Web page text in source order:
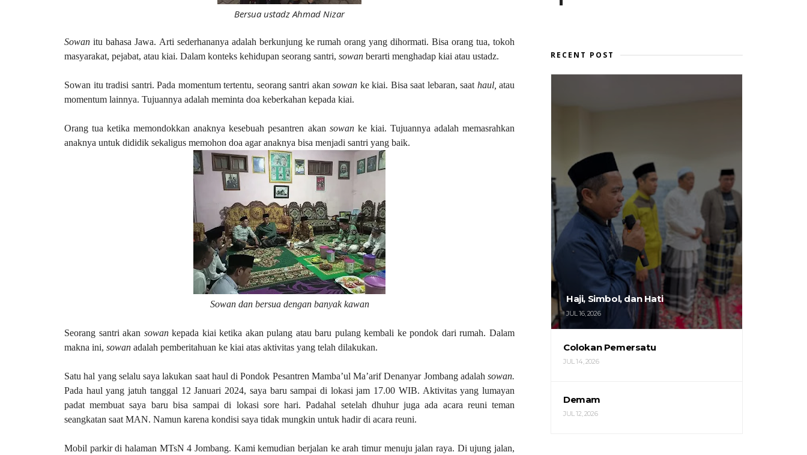
Bersua ustadz Ahmad Nizar
Sowan itu bahasa Jawa. Arti sederhananya adalah berkunjung ke rumah orang yang dihormati. Bisa orang tua, tokoh
masyarakat, pejabat, atau kiai. Dalam konteks kehidupan seorang santri, sowan berarti menghadap kiai atau ustadz.
Sowan itu tradisi santri. Pada momentum tertentu, seorang santri akan sowan ke kiai. Bisa saat lebaran, saat haul, atau
momentum lainnya. Tujuannya adalah meminta doa keberkahan kepada kiai.
Orang tua ketika memondokkan anaknya kesebuah pesantren akan sowan ke kiai. Tujuannya adalah memasrahkan
anaknya untuk dididik sekaligus memohon doa agar anaknya bisa menjadi santri yang baik.
Sowan dan bersua dengan banyak kawan
Seorang santri akan sowankepada kiai ketika akan pulang atau baru pulang kembali ke pondok dari rumah. Dalam
makna ini, sowan adalah pemberitahuan ke kiai atas aktivitas yang telah dilakukan.
Satu hal yang selalu saya lakukan saat haul di Pondok Pesantren Mamba’ul Ma’arif Denanyar Jombang adalah sowan.
Pada haul yang jatuh tanggal 12 Januari 2024, saya baru sampai di lokasi jam 17.00 WIB. Aktivitas yang lumayan
padat membuat saya baru bisa sampai di lokasi sore hari. Padahal setelah dhuhur juga ada acara reuni teman
seangkatan saat MAN. Namun karena kondisi saya tidak mungkin untuk hadir di acara reuni.
Mobil parkir di halaman MTsN 4 Jombang. Kami kemudian berjalan ke arah timur menuju jalan raya. Di ujung jalan,
RECENT POST
Haji, Simbol, dan Hati
JUL 16, 2026
Colokan Pemersatu
JUL 14, 2026
Demam
JUL 12, 2026